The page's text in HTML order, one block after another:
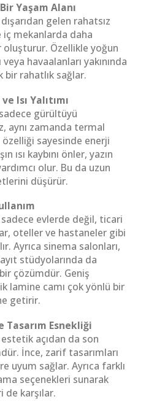
Yaşam Alanı
gelen rahatsız
iç mekanlarda daha
Özellikle yoğun
havaalanları yakınında
bir rahatlık sağlar.
Isı Yalıtımı
gürültüyü
aynı zamanda termal
özelliği sayesinde enerji
ısı kaybını önler, yazın
olur. Bu da uzun
düşürür.
evlerde değil, ticari
oteller ve hastaneler gibi
Ayrıca sinema salonları,
stüdyolarında da
çözümdür. Geniş
lamine camı çok yönlü bir
getirir.
Tasarım Esnekliği
açıdan da son
İnce, zarif tasarımları
uyum sağlar. Ayrıca farklı
seçenekleri sunarak
karşılar.